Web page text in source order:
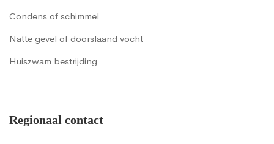
Condens of schimmel
Natte gevel of doorslaand vocht
Huiszwam bestrijding
Regionaal contact